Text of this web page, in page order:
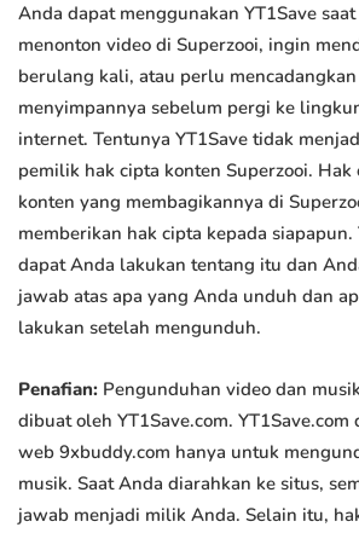
Anda dapat menggunakan YT1Save
menonton video di Superzooi, ingin
berulang kali, atau perlu
menyimpannya sebelum pergi ke
internet. Tentunya YT1Save tidak
pemilik hak cipta konten Superzooi.
konten yang membagikannya di
memberikan hak cipta kepada
dapat Anda lakukan tentang itu dan
jawab atas apa yang Anda unduh dan
lakukan setelah mengunduh.
Penafian: Pengunduhan video dan
dibuat oleh YT1Save.com.
web 9xbuddy.com hanya untuk
musik. Saat Anda diarahkan ke situs,
jawab menjadi milik Anda. Selain itu,